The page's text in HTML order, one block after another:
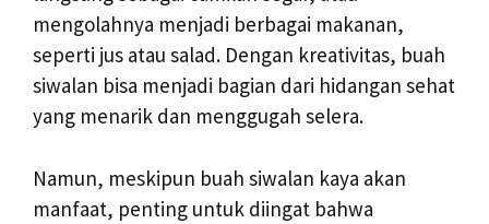
mengolahnya menjadi berbagai makanan,
seperti jus atau salad. Dengan kreativitas, buah
siwalan bisa menjadi bagian dari hidangan sehat
yang menarik dan menggugah selera.
Namun, meskipun buah siwalan kaya akan
manfaat, penting untuk diingat bahwa